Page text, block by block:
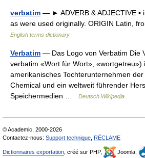
verbatim — ► ADVERB & ADJECTIVE ▪
as were used originally. ORIGIN Latin,
English terms dictionary
Verbatim — Das Logo von Verbatim Die
verbatim «Wort für Wort», «wortgetreu»)
amerikanisches Tochterunternehmen
Chemical und ein weltweit führender
Speichermedien …
Deutsch Wikipedia
© Academic, 2000-2026
Contactez-nous: Support technique RÉCLAME
Dictionnaires exportation , créé sur PHP, Joomla,